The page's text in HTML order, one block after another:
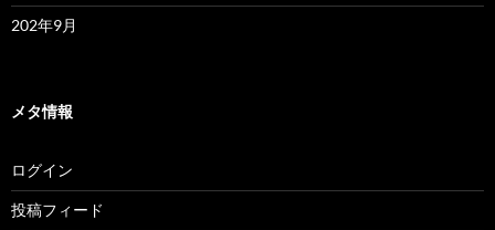
202年9月
メタ情報
ログイン
投稿フィード